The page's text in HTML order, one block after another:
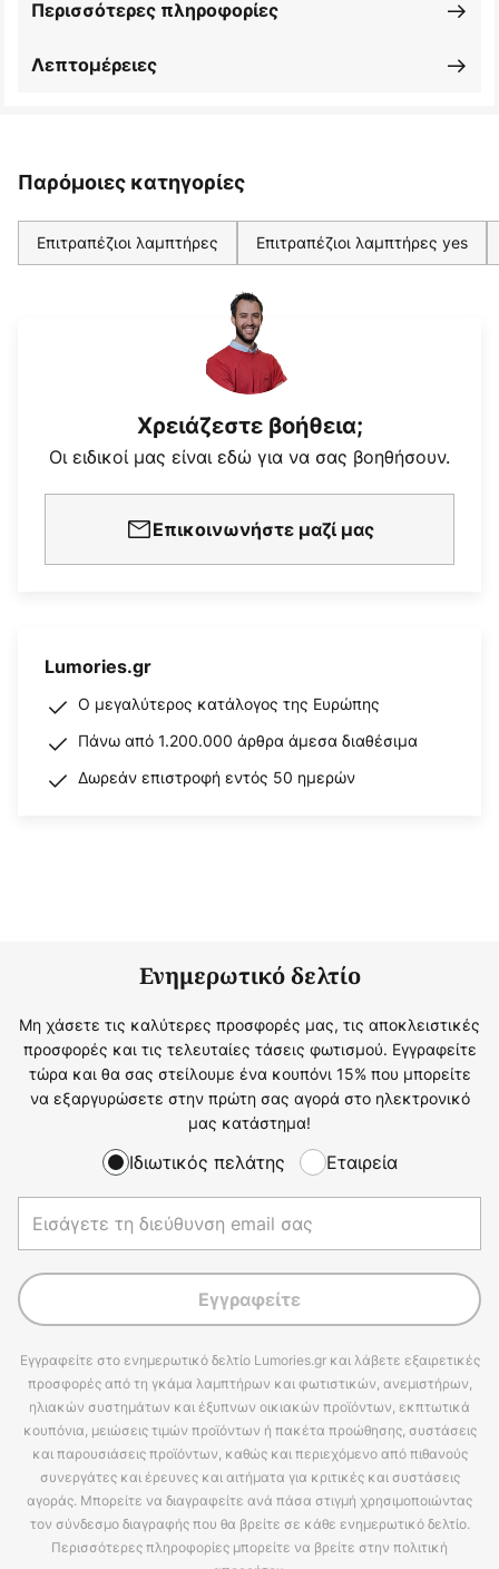
Λεπτομέρειες
Περισσότερες πληροφορίες
Παρόμοιες κατηγορίες
Επιτραπέζιοι λαμπτήρες Επιτραπέζιοι λαμπτήρες yes
Χρειάζεστε βοήθεια;
Οι ειδικοί μας είναι εδώ για να σας βοηθήσουν.
Επικοινωνήστε μαζί μας
Lumories.gr
Ο μεγαλύτερος κατάλογος της Ευρώπης
Πάνω από 1.200.000 άρθρα άμεσα διαθέσιμα
Δωρεάν επιστροφή εντός 50 ημερών
Ενημερωτικό δελτίο
Μη χάσετε τις καλύτερες προσφορές μας, τις αποκλειστικές
προσφορές και τις τελευταίες τάσεις φωτισμού. Εγγραφείτε
τώρα και θα σας στείλουμε ένα κουπόνι 15% που μπορείτε
να εξαργυρώσετε στην πρώτη σας αγορά στο ηλεκτρονικό
μας κατάστημα!
Ιδιωτικός πελάτης Εταιρεία
Εγγραφείτε
Εγγραφείτε στο ενημερωτικό δελτίο Lumories.gr και λάβετε εξαιρετικές
προσφορές από τη γκάμα λαμπτήρων και φωτιστικών, ανεμιστήρων,
ηλιακών συστημάτων και έξυπνων οικιακών προϊόντων, εκπτωτικά
κουπόνια, μειώσεις τιμών προϊόντων ή πακέτα προώθησης, συστάσεις
και παρουσιάσεις προϊόντων, καθώς και περιεχόμενο από πιθανούς
συνεργάτες και έρευνες και αιτήματα για κριτικές και συστάσεις
αγοράς. Μπορείτε να διαγραφείτε ανά πάσα στιγμή χρησιμοποιώντας
τον σύνδεσμο διαγραφής που θα βρείτε σε κάθε ενημερωτικό δελτίο.
Περισσότερες πληροφορίες μπορείτε να βρείτε στην πολιτική